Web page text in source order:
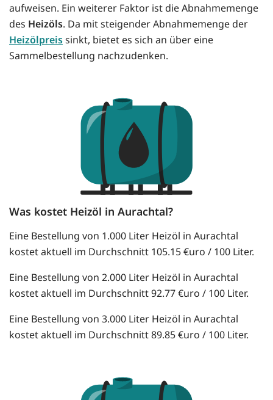
aufweisen. Ein weiterer Faktor ist die Abnahmemenge
des Heizöls. Da mit steigender Abnahmemenge der
Heizölpreissinkt, bietet es sich an über eine
Sammelbestellung nachzudenken.
Was kostet Heizöl in Aurachtal?
Eine Bestellung von 1.000 Liter Heizöl in Aurachtal
kostet aktuell im Durchschnitt 105.15 €uro / 100 Liter.
Eine Bestellung von 2.000 Liter Heizöl in Aurachtal
kostet aktuell im Durchschnitt 92.77 €uro / 100 Liter.
Eine Bestellung von 3.000 Liter Heizöl in Aurachtal
kostet aktuell im Durchschnitt 89.85 €uro / 100 Liter.